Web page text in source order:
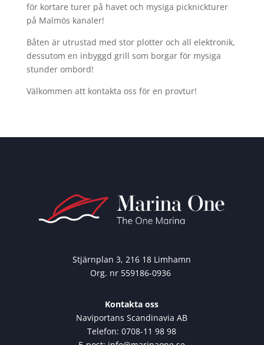
för kortare turer på havet och mysiga picknickturer
på Malmös kanaler!
Båten är utrustad med stor plotter och all elektronik,
dessutom en inbyggd grill som borgar för mysiga
stunder ombord!
Välkommen att kontakta oss för en provtur!
Stjärnplan 3, 216 18 Limhamn
Org. nr 559186-0936
Kontakta oss
Naviportans Scandinavia AB
Telefon: 0708-11 98 98